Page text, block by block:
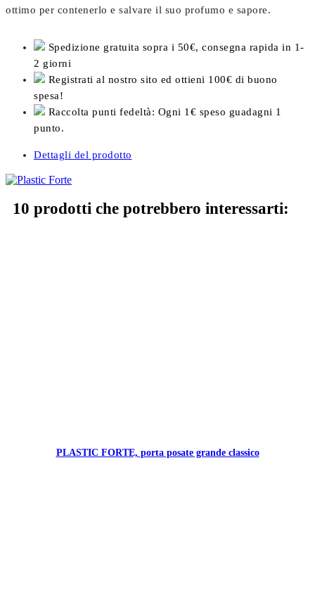
ottimo per contenerlo e salvare il suo profumo e sapore.
Spedizione gratuita sopra i 50€, consegna rapida in 1-
2 giorni
Registrati al nostro sito ed ottieni 100€ di buono
spesa!
Raccolta punti fedeltà: Ogni 1€ speso guadagni 1
punto.
Dettagli del prodotto
10 prodotti che potrebbero interessarti:
PLASTIC FORTE, porta posate grande classico